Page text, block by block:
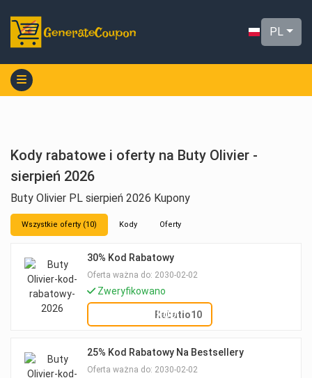
PL
Kody rabatowe i oferty na Buty Olivier -
sierpień 2026
Buty Olivier PL sierpień 2026 Kupony
Wszystkie oferty (10) Kody Oferty
30% Kod Rabatowy
Oferta ważna do: 2030-02-02
Zweryfikowano
POKAŻ KODRabatio10
25% Kod Rabatowy Na Bestsellery
Oferta ważna do: 2030-02-02